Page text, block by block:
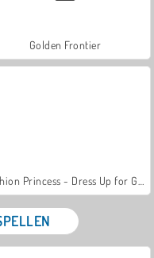
Golden Frontier